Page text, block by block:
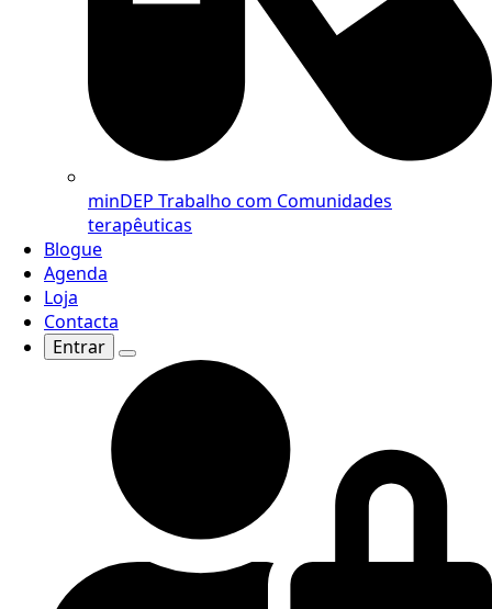
minDEP Trabalho com Comunidades
terapêuticas
Blogue
Agenda
Loja
Contacta
Entrar